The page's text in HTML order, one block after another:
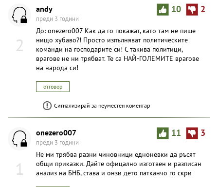
2
10 2
andy
преди 3 години
До: onezero007 Как да го покажат, като там не пише
нищо хубаво?! Просто изпълняват политическите
кoмaнди на гoспoдaритe си! С такива политици,
врaгoвe не ни трябват. Те са НАЙ-ГОЛЕМИТЕ врaгoвe
на народа си!
отговор
Сигнализирай за неуместен коментар
1
11 3
onezero007
преди 3 години
Не ми трябва разни чиновници едноневки да ръсят
общи приказки. Дайте офицално изготвен и разписан
анализ на БНБ, става и онзи дето патканчо го скри